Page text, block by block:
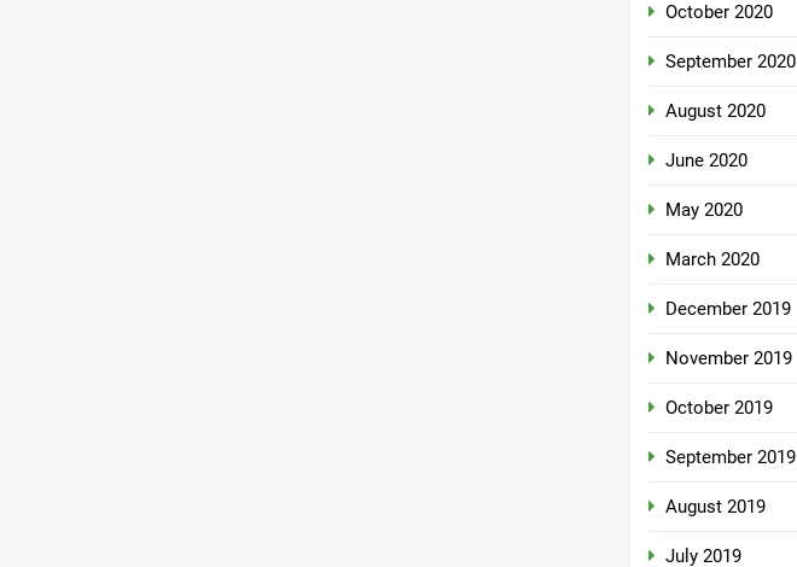
October 2020
September 2020
August 2020
June 2020
May 2020
March 2020
December 2019
November 2019
October 2019
September 2019
August 2019
July 2019